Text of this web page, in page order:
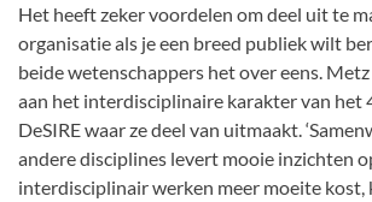
Het heeft zeker voordelen om deel uit te
organisatie als je een breed publiek wilt
beide wetenschappers het over eens.
aan het interdisciplinaire karakter van het
DeSIRE waar ze deel van uitmaakt.
andere disciplines levert mooie inzichten
interdisciplinair werken meer moeite kost,